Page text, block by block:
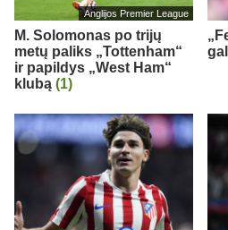
Anglijos Premier League
M. Solomonas po trijų
metų paliks „Tottenham“
ir papildys „West Ham“
klubą (1)